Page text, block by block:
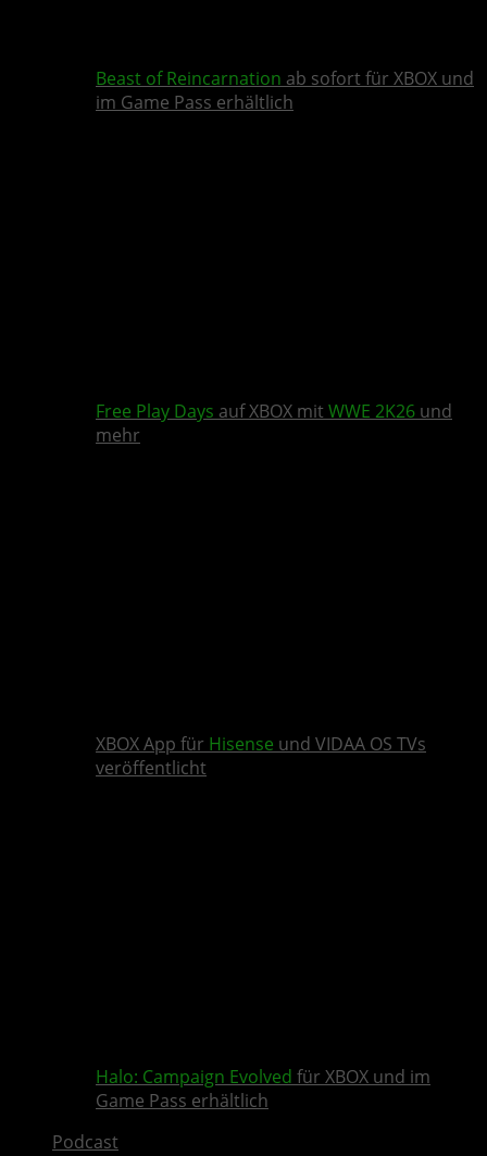
Beast of Reincarnation ab sofort für XBOX und
im Game Pass erhältlich
Free Play Days auf XBOX mit WWE 2K26 und
mehr
XBOX App für Hisense und VIDAA OS TVs
veröffentlicht
Halo: Campaign Evolved für XBOX und im
Game Pass erhältlich
Podcast